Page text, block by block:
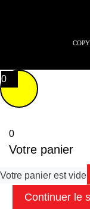
0
0
Votre panier
Votre panier est vide
Continuer le